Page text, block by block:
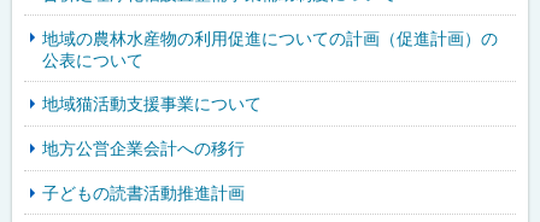
地域の農林水産物の利用促進についての計画（促進計画）の
公表について
地域猫活動支援事業について
地方公営企業会計への移行
子どもの読書活動推進計画